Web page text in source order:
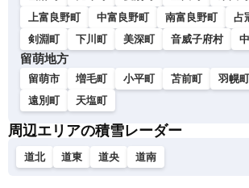
上富良野町
中富良野町 南富良野町 占
剣淵町
下川町 美深町 音威子府村
留萌地方
留萌市 増毛町 小平町 苫前町 羽幌町
遠別町
天塩町
周辺エリアの積雪レーダー
道北 道東 道央 道南